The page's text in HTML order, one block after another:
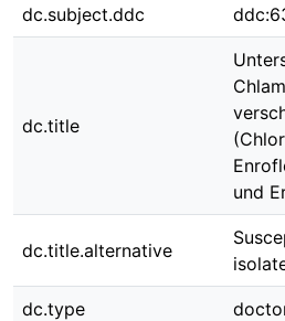
dc.subject.ddc
dc.title
und
dc.title.alternative
dc.type